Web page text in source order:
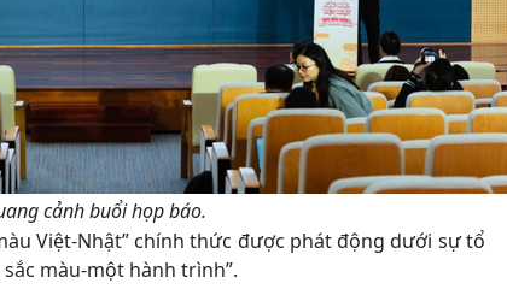
cảnh buổi họp báo.
Việt-Nhật” chính thức được phát động dưới sự tổ
sắc màu-một hành trình”.